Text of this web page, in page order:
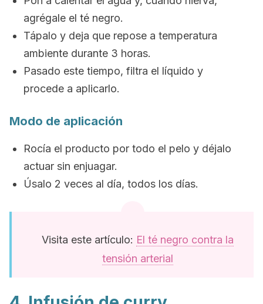
agrégale el té negro.
Tápalo y deja que repose a temperatura
ambiente durante 3 horas.
Pasado este tiempo, filtra el líquido y
procede a aplicarlo.
Modo de aplicación
Rocía el producto por todo el pelo y déjalo
actuar sin enjuagar.
Úsalo 2 veces al día, todos los días.
Visita este artículo: El té negro contra la
tensión arterial